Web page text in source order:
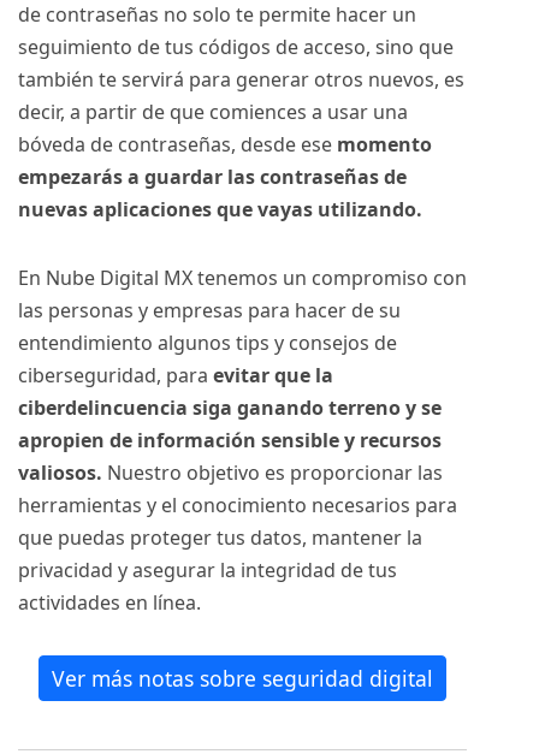
de contraseñas no solo te permite hacer un
seguimiento de tus códigos de acceso, sino que
también te servirá para generar otros nuevos, es
decir, a partir de que comiences a usar una
bóveda de contraseñas, desde ese momento
empezarás a guardar las contraseñas de
nuevas aplicaciones que vayas utilizando.
En Nube Digital MX tenemos un compromiso con
las personas y empresas para hacer de su
entendimiento algunos tips y consejos de
ciberseguridad, para evitar que la
ciberdelincuencia siga ganando terreno y se
apropien de información sensible y recursos
valiosos. Nuestro objetivo es proporcionar las
herramientas y el conocimiento necesarios para
que puedas proteger tus datos, mantener la
privacidad y asegurar la integridad de tus
actividades en línea.
Ver más notas sobre seguridad digital